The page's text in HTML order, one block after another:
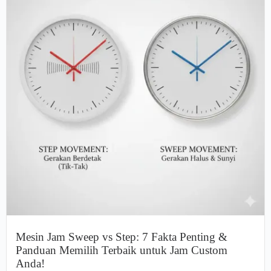
Mesin Jam Sweep vs Step: 7 Fakta Penting &
Panduan Memilih Terbaik untuk Jam Custom
Anda!